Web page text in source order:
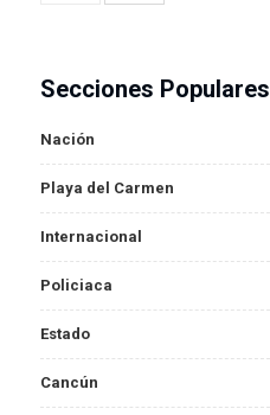
Secciones Populares
Nación
Playa del Carmen
Internacional
Policiaca
Estado
Cancún